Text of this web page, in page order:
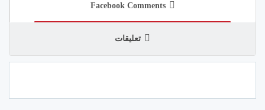
Facebook Comments
تعليقات